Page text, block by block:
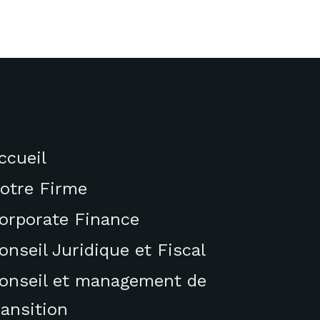
Firme
Finance
Juridique et Fiscal
et management de